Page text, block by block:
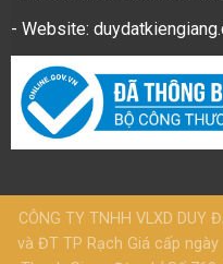
- Website:
CÔNG TY TNHH VLXD DUY
và ĐT TP Rạch Giá cấp